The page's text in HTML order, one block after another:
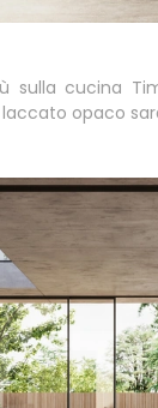
sulla cucina
laccato opaco